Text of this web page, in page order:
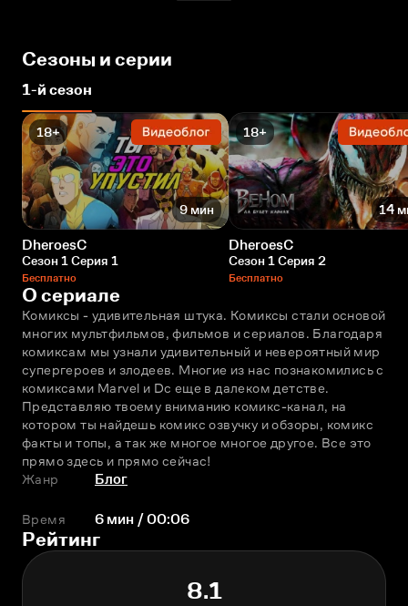
Сезоны и серии
1-й сезон
18+
9 мин
DheroesC
Сезон 1 Серия 1
Бесплатно
18+
14
DheroesC
Сезон 1 Серия 2
Бесплатно
О сериале
Комиксы - удивительная штука. Комиксы стали основой
многих мультфильмов, фильмов и сериалов. Благодаря
комиксам мы узнали удивительный и невероятный мир
супергероев и злодеев. Многие из нас познакомились с
комиксами Marvel и Dc еще в далеком детстве.
Представляю твоему вниманию комикс-канал, на
котором ты найдешь комикс озвучку и обзоры, комикс
факты и топы, а так же многое многое другое. Все это
прямо здесь и прямо сейчас!
Жанр
Блог
Время 6 мин / 00:06
Рейтинг
8.1